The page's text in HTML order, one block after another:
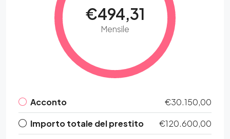
€494,31
Mensile
Acconto
€30.150,00
Importo totale del prestito
€120.600,00